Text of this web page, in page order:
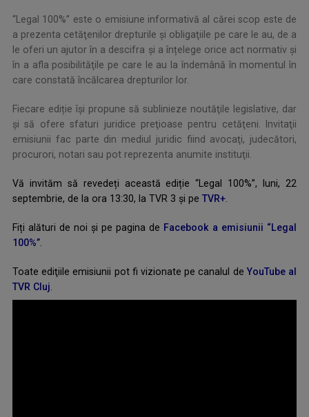
“Legal 100%” este o emisiune informativă al cărei scop este de
a prezenta cetăţenilor drepturile şi obligaţiile pe care le au, de a
le oferi un ajutor în a descifra și a înțelege orice act normativ şi
în a afla posibilităţile pe care le au la îndemână în momentul în
care constată încălcarea drepturilor lor.
Fiecare ediție îşi propune să sublinieze noutăţile legislative, dar
şi să ofere sfaturi juridice preţioase pentru cetăţeni. Invitaţii
emisiunii fac parte din mediul juridic fiind avocaţi, judecători,
procurori, notari sau pot reprezenta anumite instituţii.
Vă invităm să revedeți această ediție “Legal 100%”, luni, 22
septembrie, de la ora 13:30, la TVR 3 și pe TVR+.
Fiți alături de noi și pe pagina de Facebook a emisiunii “Legal
100%”.
Toate ediţiile emisiunii pot fi vizionate pe canalul de YouTube al
TVR Cluj.